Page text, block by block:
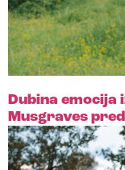
Dubina emocija
Musgraves